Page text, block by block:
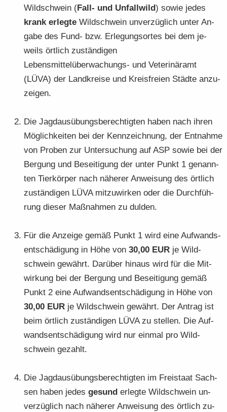
Wild­schwein (Fall- und Un­fall­wild) sowie jedes
krank er­leg­te Wild­schwein un­ver­züg­lich unter An­
ga­be des Fund- bzw. Er­le­gungs­or­tes bei dem je­
weils ört­lich zu­stän­di­gen
Lebensmittelüberwachungs-​ und Ve­te­ri­när­amt
(LÜVA) der Land­krei­se und Kreis­frei­en Städ­te an­zu­
zei­gen.
Die Jagd­aus­übungs­be­rech­tig­ten haben nach ihren
Mög­lich­kei­ten bei der Kenn­zeich­nung, der Ent­nah­me
von Pro­ben zur Un­ter­su­chung auf ASP sowie bei der
Ber­gung und Be­sei­ti­gung der unter Punkt 1 ge­nann­
ten Tier­kör­per nach nä­he­rer An­wei­sung des ört­lich
zu­stän­di­gen LÜVA mit­zu­wir­ken oder die Durch­füh­
rung die­ser Maß­nah­men zu dul­den.
Für die An­zei­ge gemäß Punkt 1 wird eine Auf­wands­
ent­schä­di­gung in Höhe von 30,00 EUR je Wild­
schwein ge­währt. Dar­über hin­aus wird für die Mit­
wir­kung bei der Ber­gung und Be­sei­ti­gung gemäß
Punkt 2 eine Auf­wands­ent­schä­di­gung in Höhe von
30,00 EUR je Wild­schwein ge­währt. Der An­trag ist
beim ört­lich zu­stän­di­gen LÜVA zu stel­len. Die Auf­
wands­ent­schä­di­gung wird nur ein­mal pro Wild­
schwein ge­zahlt.
Die Jagd­aus­übungs­be­rech­tig­ten im Frei­staat Sach­
sen haben jedes ge­sund er­leg­te Wild­schwein un­
ver­züg­lich nach nä­he­rer An­wei­sung des ört­lich zu­